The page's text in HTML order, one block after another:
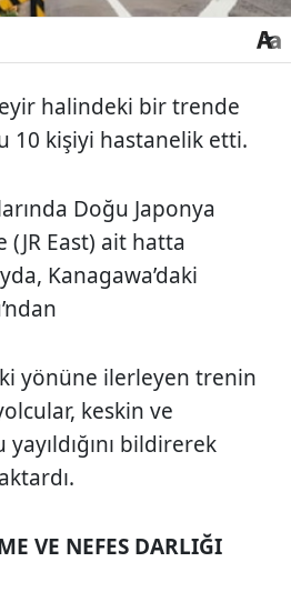
halindeki bir trende
10 kişiyi hastanelik etti.
Doğu Japonya
(JR East) ait hatta
Kanagawa’daki
yönüne ilerleyen trenin
keskin ve
bildirerek
VE NEFES DARLIĞI